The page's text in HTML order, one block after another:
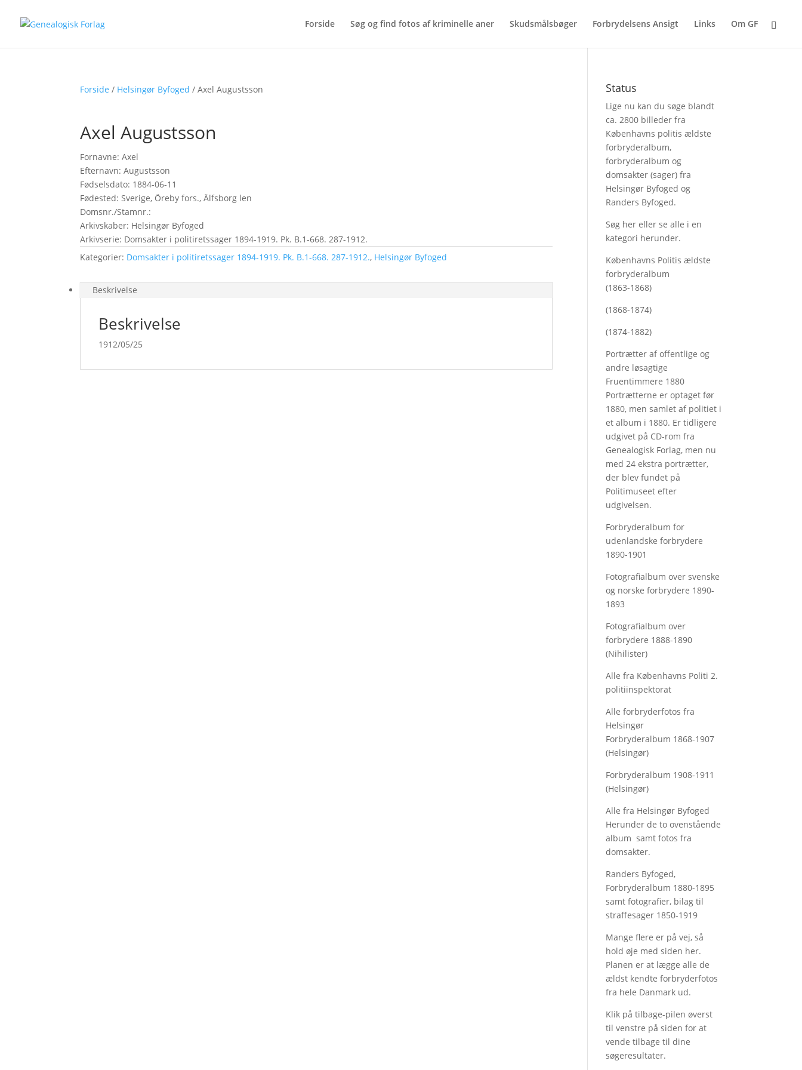
Forside Søg og find fotos af kriminelle aner Skudsmålsbøger Forbrydelsens Ansigt Links Om GF
Forside / Helsingør Byfoged / Axel Augustsson
Axel Augustsson
Fornavne: Axel
Efternavn: Augustsson
Fødselsdato: 1884-06-11
Fødested: Sverige, Öreby fors., Älfsborg len
Domsnr./Stamnr.:
Arkivskaber: Helsingør Byfoged
Arkivserie: Domsakter i politiretssager 1894-1919. Pk. B.1-668. 287-1912.
Kategorier: Domsakter i politiretssager 1894-1919. Pk. B.1-668. 287-1912., Helsingør Byfoged
Beskrivelse
Beskrivelse
1912/05/25
Status
Lige nu kan du søge blandt
ca. 2800 billeder fra
Københavns politis ældste
forbryderalbum,
forbryderalbum og
domsakter (sager) fra
Helsingør Byfoged og
Randers Byfoged.
Søg her eller se alle i en
kategori herunder.
Københavns Politis ældste
forbryderalbum
(1863-1868)
(1868-1874)
(1874-1882)
Portrætter af offentlige og
andre løsagtige
Fruentimmere 1880
Portrætterne er optaget før
1880, men samlet af politiet i
et album i 1880. Er tidligere
udgivet på CD-rom fra
Genealogisk Forlag, men nu
med24 ekstra portrætter,
der blev fundet på
Politimuseet efter
udgivelsen.
Forbryderalbum for
udenlandske forbrydere
1890-1901
Fotografialbum over svenske
og norske forbrydere 1890-
1893
Fotografialbum over
forbrydere 1888-1890
(Nihilister)
Alle fra Københavns Politi 2.
politiinspektorat
Alle forbryderfotos fra
Helsingør
Forbryderalbum 1868-1907
(Helsingør)
Forbryderalbum 1908-1911
(Helsingør)
Alle fra Helsingør Byfoged
Herunder de to ovenstående
album samt fotos fra
domsakter.
Randers Byfoged,
Forbryderalbum 1880-1895
samt fotografier, bilag til
straffesager 1850-1919
Mange flere er på vej, så
hold øje med siden her.
Planen er at lægge alle de
ældst kendte forbryderfotos
fra hele Danmark ud.
Klik på tilbage-pilen øverst
til venstre på siden for at
vende tilbage til dine
søgeresultater.